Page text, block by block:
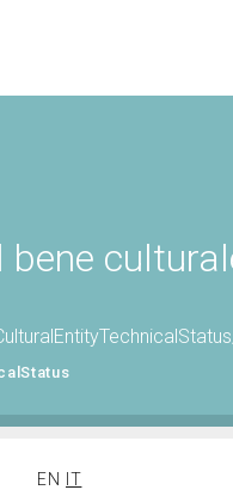
bene
EN
IT